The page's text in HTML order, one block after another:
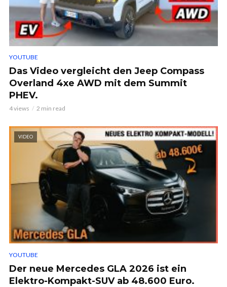
YOUTUBE
Das Video vergleicht den Jeep Compass
Overland 4xe AWD mit dem Summit
PHEV.
4 views 2 min read
VIDEO
YOUTUBE
Der neue Mercedes GLA 2026 ist ein
Elektro-Kompakt-SUV ab 48.600 Euro.